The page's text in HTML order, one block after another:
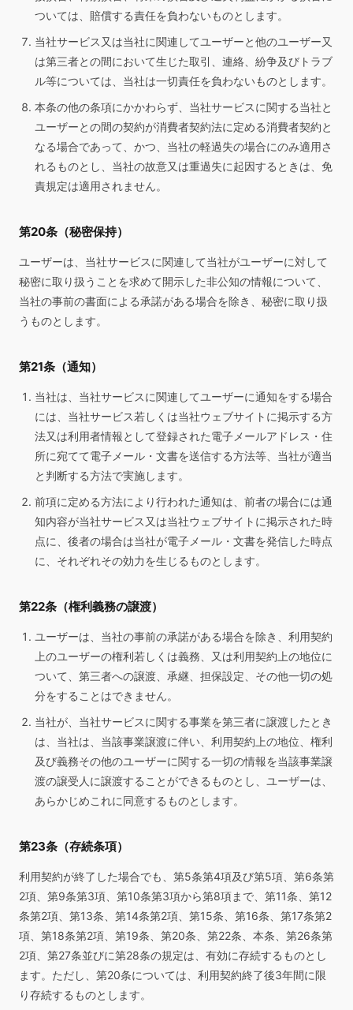
ついては、賠償する責任を負わないものとします。
当社サービス又は当社に関連してユーザーと他のユーザー又
は第三者との間において生じた取引、連絡、紛争及びトラブ
ル等については、当社は一切責任を負わないものとします。
本条の他の条項にかかわらず、当社サービスに関する当社と
ユーザーとの間の契約が消費者契約法に定める消費者契約と
なる場合であって、かつ、当社の軽過失の場合にのみ適用さ
れるものとし、当社の故意又は重過失に起因するときは、免
責規定は適用されません。
第20条（秘密保持）
ユーザーは、当社サービスに関連して当社がユーザーに対して
秘密に取り扱うことを求めて開示した非公知の情報について、
当社の事前の書面による承諾がある場合を除き、秘密に取り扱
うものとします。
第21条（通知）
当社は、当社サービスに関連してユーザーに通知をする場合
には、当社サービス若しくは当社ウェブサイトに掲示する方
法又は利用者情報として登録された電子メールアドレス・住
所に宛てて電子メール・文書を送信する方法等、当社が適当
と判断する方法で実施します。
前項に定める方法により行われた通知は、前者の場合には通
知内容が当社サービス又は当社ウェブサイトに掲示された時
点に、後者の場合は当社が電子メール・文書を発信した時点
に、それぞれその効力を生じるものとします。
第22条（権利義務の譲渡）
ユーザーは、当社の事前の承諾がある場合を除き、利用契約
上のユーザーの権利若しくは義務、又は利用契約上の地位に
ついて、第三者への譲渡、承継、担保設定、その他一切の処
分をすることはできません。
当社が、当社サービスに関する事業を第三者に譲渡したとき
は、当社は、当該事業譲渡に伴い、利用契約上の地位、権利
及び義務その他のユーザーに関する一切の情報を当該事業譲
渡の譲受人に譲渡することができるものとし、ユーザーは、
あらかじめこれに同意するものとします。
第23条（存続条項）
利用契約が終了した場合でも、第5条第4項及び第5項、第6条第
2項、第9条第3項、第10条第3項から第8項まで、第11条、第12
条第2項、第13条、第14条第2項、第15条、第16条、第17条第2
項、第18条第2項、第19条、第20条、第22条、本条、第26条第
2項、第27条並びに第28条の規定は、有効に存続するものとし
ます。ただし、第20条については、利用契約終了後3年間に限
り存続するものとします。